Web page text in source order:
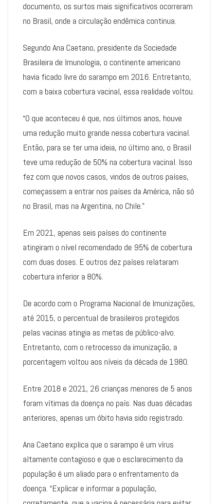
documento, os surtos mais significativos ocorreram
no Brasil, onde a circulação endêmica continua.
Segundo Ana Caetano, presidente da Sociedade
Brasileira de Imunologia, o continente americano
havia ficado livre do sarampo em 2016. Entretanto,
com a baixa cobertura vacinal, essa realidade voltou.
“O que aconteceu é que, nos últimos anos, houve
uma redução muito grande nessa cobertura vacinal.
Então, para se ter uma ideia, no último ano, o Brasil
teve uma redução de 50% na cobertura vacinal. Isso
fez com que novos casos, vindos de outros países,
começassem a entrar nos países da América, não só
no Brasil, mas na Argentina, no Chile.”
Em 2021, apenas seis países do continente
atingiram o nível recomendado de 95% de cobertura
com duas doses. E outros dez países relataram
cobertura inferior a 80%.
De acordo com o Programa Nacional de Imunizações,
até 2015, o percentual de brasileiros protegidos
pelas vacinas atingia as metas de público-alvo.
Entretanto, com o retrocesso da imunização, a
porcentagem voltou aos níveis da década de 1980.
Entre 2018 e 2021, 26 crianças menores de 5 anos
foram vítimas da doença no país. Nas duas décadas
anteriores, apenas um óbito havia sido registrado.
Ana Caetano explica que o sarampo é um vírus
altamente contagioso e que o esclarecimento da
população é um aliado para o enfrentamento da
doença. “Explicar e informar a população,